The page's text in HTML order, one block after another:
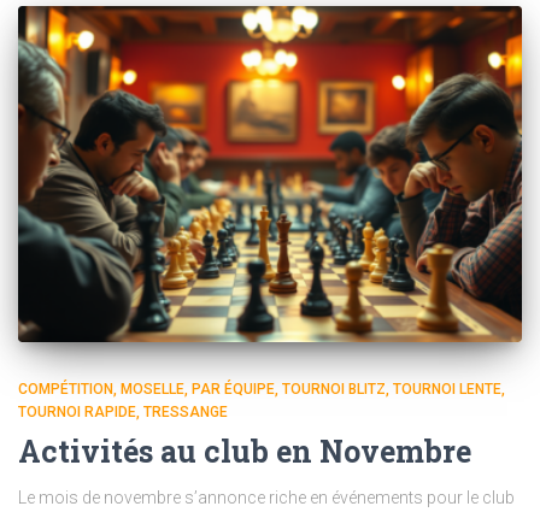
COMPÉTITION MOSELLE PAR ÉQUIPE TOURNOI BLITZ TOURNOI LENTE
TOURNOI RAPIDE TRESSANGE
Activités au club en Novembre
Le mois de novembre s’annonce riche en événements pour le club